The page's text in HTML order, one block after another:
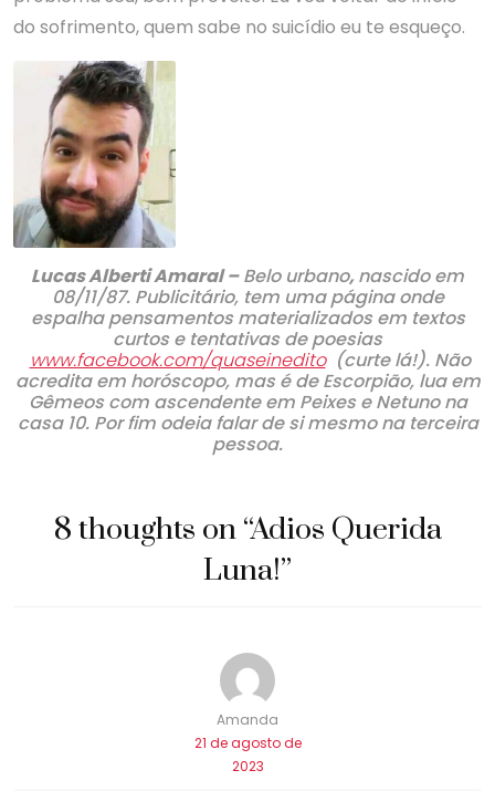
do sofrimento, quem sabe no suicídio eu te esqueço.
Lucas Alberti Amaral –Belo urbano,nascido em
08/11/87. Publicitário, tem uma página onde
espalha pensamentos materializados em textos
curtos e tentativas de poesias
www.facebook.com/quaseinedito(curte lá!). Não
acredita em horóscopo, mas é de Escorpião, lua em
Gêmeos com ascendente em Peixes e Netuno na
casa 10. Por fim odeia falar de si mesmo na terceira
pessoa.
8 thoughts on “Adios Querida
Luna!”
Amanda
21 de agosto de
2023